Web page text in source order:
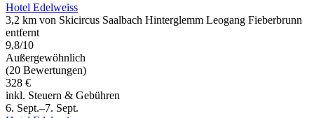
Hotel Edelweiss
3,2 km von Skicircus Saalbach Hinterglemm Leogang Fieberbrunn
entfernt
9,8/10
Außergewöhnlich
(20 Bewertungen)
328 €
inkl. Steuern & Gebühren
6. Sept.–7. Sept.